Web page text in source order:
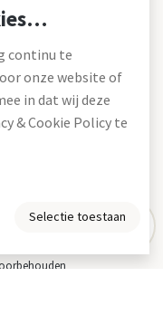
continu te
onze website of
in dat wij deze
& Cookie Policy te
Selectie toestaan